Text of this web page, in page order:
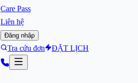
Care Pass
Liên hệ
Đăng nhập
Tra cứu đơn ĐẶT LỊCH